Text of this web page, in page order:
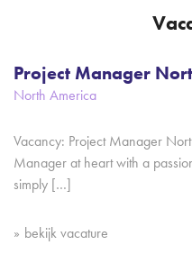
Project Manager
North America
Vacancy: Project Manager
Manager at heart with a
simply […]
bekijk vacature